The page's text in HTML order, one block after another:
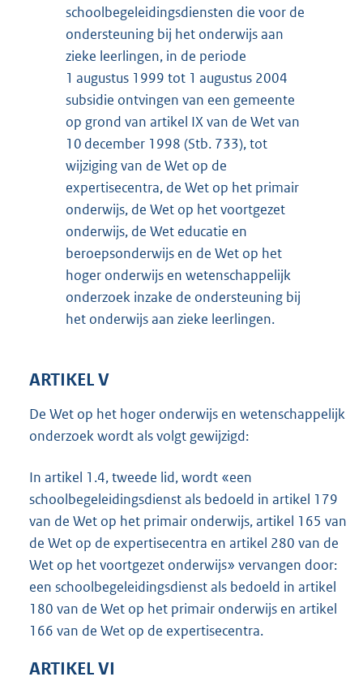
schoolbegeleidingsdiensten die voor de
ondersteuning bij het onderwijs aan
zieke leerlingen, in de periode
1 augustus 1999 tot 1 augustus 2004
subsidie ontvingen van een gemeente
op grond van artikel IX van de Wet van
10 december 1998 (Stb. 733), tot
wijziging van de Wet op de
expertisecentra, de Wet op het primair
onderwijs, de Wet op het voortgezet
onderwijs, de Wet educatie en
beroepsonderwijs en de Wet op het
hoger onderwijs en wetenschappelijk
onderzoek inzake de ondersteuning bij
het onderwijs aan zieke leerlingen.
ARTIKEL V
De Wet op het hoger onderwijs en wetenschappelijk
onderzoek wordt als volgt gewijzigd:
In artikel 1.4, tweede lid, wordt «een
schoolbegeleidingsdienst als bedoeld in artikel 179
van de Wet op het primair onderwijs, artikel 165 van
de Wet op de expertisecentra en artikel 280 van de
Wet op het voortgezet onderwijs» vervangen door:
een schoolbegeleidingsdienst als bedoeld in artikel
180 van de Wet op het primair onderwijs en artikel
166 van de Wet op de expertisecentra.
ARTIKEL VI